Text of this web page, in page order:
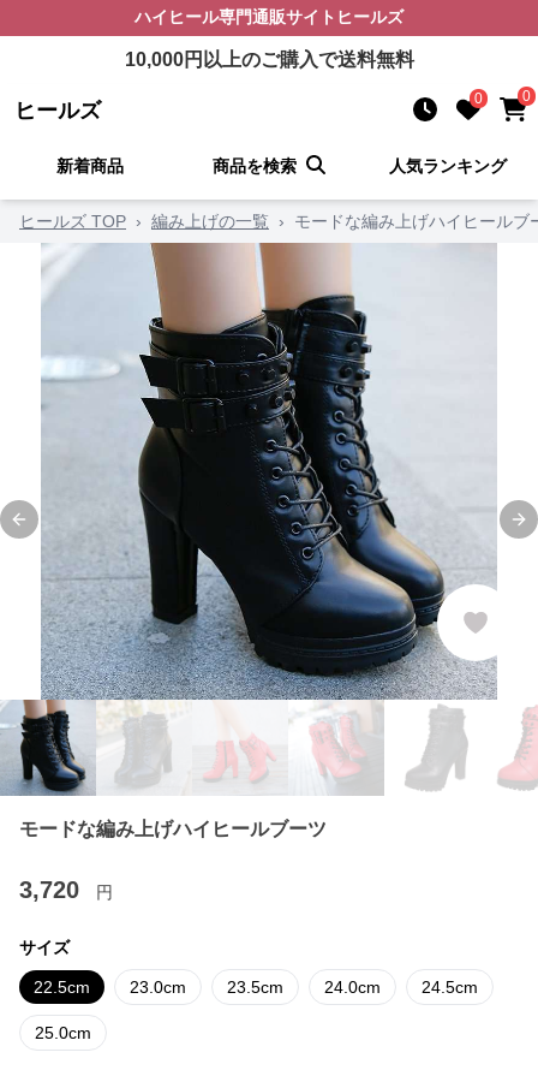
ハイヒール専門通販サイト ヒールズ
10,000円以上のご購入で送料無料
ヒールズ 0 0
新着商品 商品を検索 人気ランキング
ヒールズ TOP › 編み上げの一覧 › モードな編み上げハイヒールブ
Previous slide
モードな編み上げハイヒールブーツ
3,720 円
サイズ
22.5cm 23.0cm 23.5cm 24.0cm 24.5cm
25.0cm